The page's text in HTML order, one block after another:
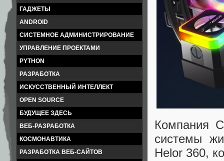
ГАДЖЕТЫ
ANDROID
СИСТЕМНОЕ АДМИНИСТРИРОВАНИЕ
УПРАВЛЕНИЕ ПРОЕКТАМИ
PYTHON
РАЗРАБОТКА
ИСКУССТВЕННЫЙ ИНТЕЛЛЕКТ
OPEN SOURCE
БУДУЩЕЕ ЗДЕСЬ
ВЕБ-РАЗРАБОТКА
КОСМОНАВТИКА
РАЗРАБОТКА ВЕБ-САЙТОВ
Компания
системы
Helor 360,